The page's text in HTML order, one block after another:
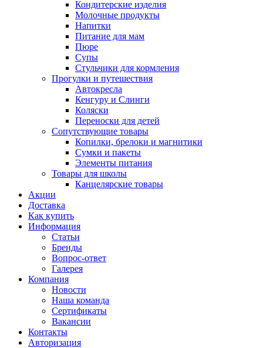
Кондитерские изделия
Молочные продукты
Напитки
Питание для мам
Пюре
Супы
Стульчики для кормления
Прогулки и путешествия
Автокресла
Кенгуру и Слинги
Коляски
Переноски для детей
Сопутствующие товары
Копилки, брелоки и магнитики
Сумки и пакеты
Элементы питания
Товары для школы
Канцелярские товары
Акции
Доставка
Как купить
Информация
Статьи
Бренды
Вопрос-ответ
Галерея
Компания
Новости
Наша команда
Сертификаты
Вакансии
Контакты
Авторизация